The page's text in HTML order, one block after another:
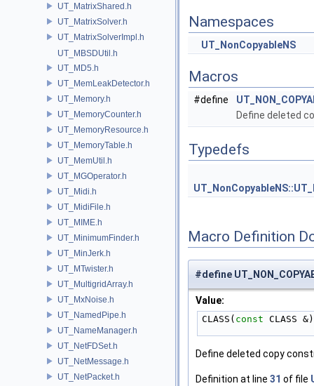
UT_MatrixShared.h
UT_MatrixSolver.h
UT_MatrixSolverImpl.h
UT_MBSDUtil.h
UT_MD5.h
UT_MemLeakDetector.h
UT_Memory.h
UT_MemoryCounter.h
UT_MemoryResource.h
UT_MemoryTable.h
UT_MemUtil.h
UT_MGOperator.h
UT_Midi.h
UT_MidiFile.h
UT_MIME.h
UT_MinimumFinder.h
UT_MinJerk.h
UT_MTwister.h
UT_MultigridArray.h
UT_MxNoise.h
UT_NamedPipe.h
UT_NameManager.h
UT_NetFDSet.h
UT_NetMessage.h
UT_NetPacket.h
Namespaces
UT_NonCopyableNS
Macros
#define
Define deleted
Typedefs
Macro Definition
#define
Value:
CLASS( const CLASS
Define deleted copy
Definition at line 31 of file